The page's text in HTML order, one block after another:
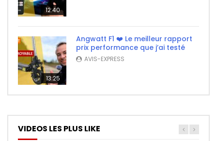
12:40
13:25
Angwatt F1 ❤️ Le meilleur rapport
prix performance que j’ai testé
AVIS-EXPRESS
VIDEOS LES PLUS LIKE